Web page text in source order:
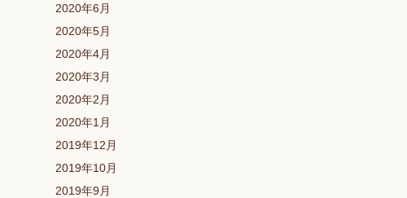
2020年6月
2020年5月
2020年4月
2020年3月
2020年2月
2020年1月
2019年12月
2019年10月
2019年9月